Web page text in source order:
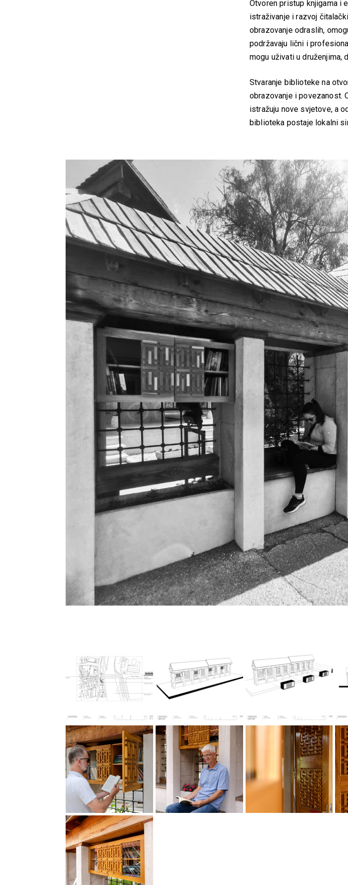
Otvoren pristup knjigama i
istraživanje i razvoj
obrazovanje odraslih,
podržavaju lični i
mogu uživati u druženjima,
Stvaranje biblioteke na
obrazovanje i povezanost.
istražuju nove svjetove, a
biblioteka postaje lokalni